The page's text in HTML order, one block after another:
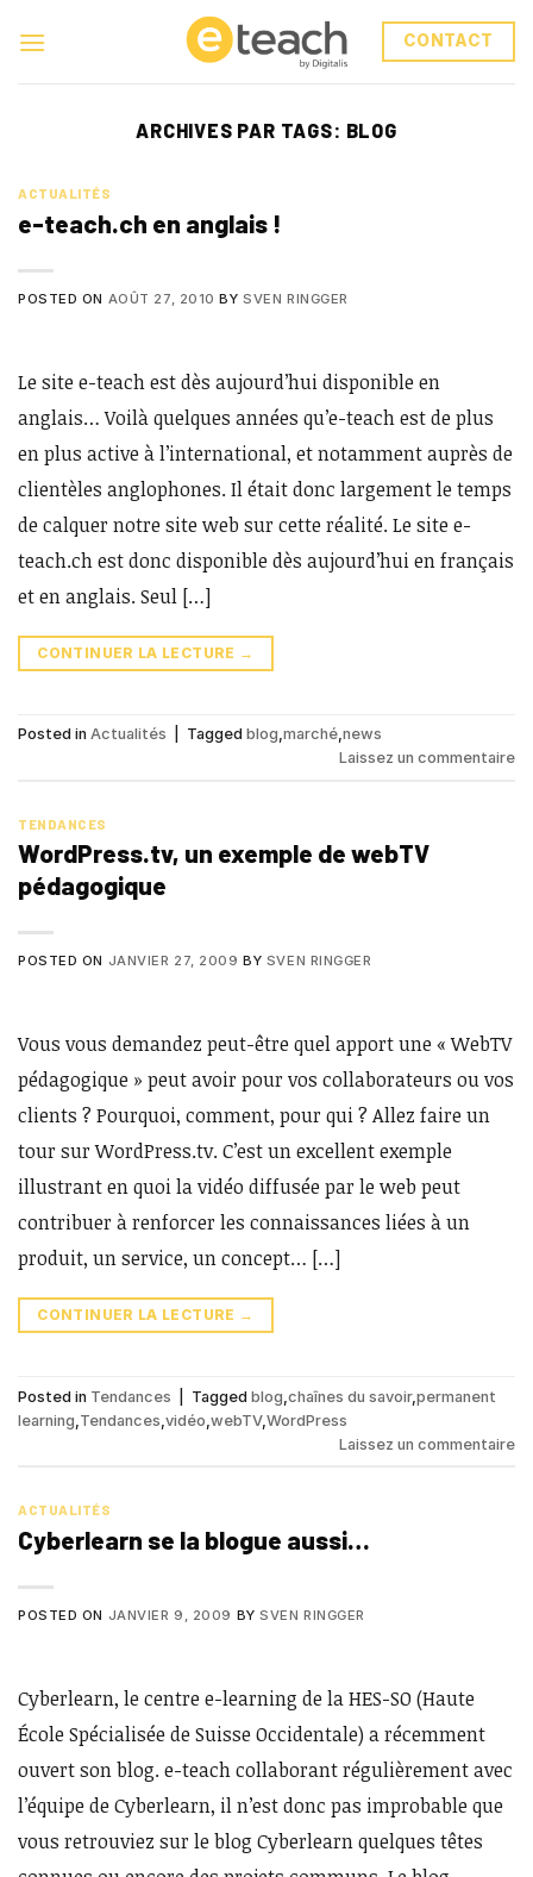
CONTACT
ARCHIVES PAR TAGS: BLOG
ACTUALITÉS
e-teach.ch en anglais !
POSTED ON AOÛT 27, 2010 BYSVEN RINGGER
Le site e-teach est dès aujourd’hui disponible en
anglais… Voilà quelques années qu’e-teach est de plus
en plus active à l’international, et notamment auprès de
clientèles anglophones. Il était donc largement le temps
de calquer notre site web sur cette réalité. Le site e-
teach.ch est donc disponible dès aujourd’hui en français
et en anglais. Seul […]
CONTINUER LA LECTURE →
Posted in Actualités Tagged blog marché news
Laissez un commentaire
TENDANCES
WordPress.tv, un exemple de webTV
pédagogique
POSTED ON JANVIER 27, 2009 BY SVEN RINGGER
Vous vous demandez peut-être quel apport une « WebTV
pédagogique » peut avoir pour vos collaborateurs ou vos
clients ? Pourquoi, comment, pour qui ? Allez faire un
tour sur WordPress.tv. C’est un excellent exemple
illustrant en quoi la vidéo diffusée par le web peut
contribuer à renforcer les connaissances liées à un
produit, un service, un concept… […]
CONTINUER LA LECTURE →
Posted in Tendances Tagged blog chaînes du savoir, permanent
learning Tendances vidéo webTV, WordPress
Laissez un commentaire
ACTUALITÉS
Cyberlearn se la blogue aussi…
POSTED ON JANVIER 9, 2009 BYSVEN RINGGER
Cyberlearn, le centre e-learning de la HES-SO (Haute
École Spécialisée de Suisse Occidentale) a récemment
ouvert son blog. e-teach collaborant régulièrement avec
l’équipe de Cyberlearn, il n’est donc pas improbable que
vous retrouviez sur le blog Cyberlearn quelques têtes